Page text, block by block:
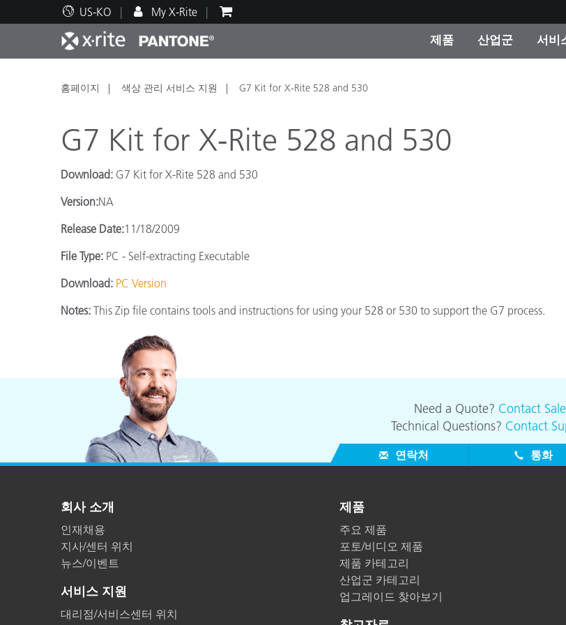
US-KO My X-Rite
제품
주요 제품 제품 카테고리
산업군
인쇄 및 패키징
자동차
플라스틱
페인트 및 코팅
OEM 디스플
서비
기술 지원 서비스 및 유지보수
교육 리소스 교육
홈페이지 색상 관리 서비스 지원 G7 Kit for X-Rite 528 and 530
G7 Kit for X-Rite 528 and 530
Download: G7 Kit for X-Rite 528 and 530
Version:NA
Release Date:11/18/2009
File Type: PC - Self-extracting Executable
Download: PC Version
Notes: This Zip file contains tools and instructions for using your 528 or 530 to support the G7 process.
Need a Quote? Contact
Technical Questions? Contact
연락처 통화
회사 소개
인재채용
지사/센터 위치
뉴스/이벤트
서비스 지원
대리점/서비스센터 위치
제품
주요 제품
포토/비디오 제품
제품 카테고리
산업군 카테고리
업그레이드 찾아보기